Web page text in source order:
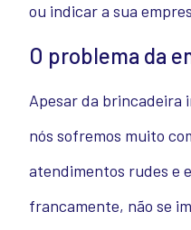
ou indicar a sua
O problema da
Apesar da brincadeira
nós sofremos muito
atendimentos rudes e
francamente, não se